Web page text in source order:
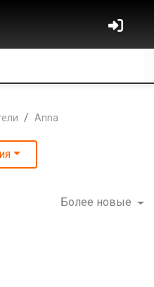
Anna
Более новые